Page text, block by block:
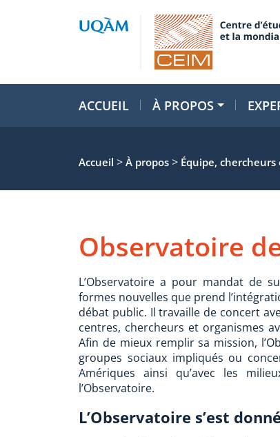
ACCUEIL À PROPOS
Accueil > À propos > Équipe,
Observatoire
L’Observatoire a pour mandat de
formes nouvelles que prend
débat public. Il travaille de concert
centres, chercheurs et organismes
Afin de mieux remplir sa mission,
groupes sociaux impliqués ou
Amériques ainsi qu’avec les
l’Observatoire.
L’Observatoire s’est